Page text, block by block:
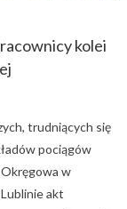
kolei
trudniących się
pociągów
w
akt